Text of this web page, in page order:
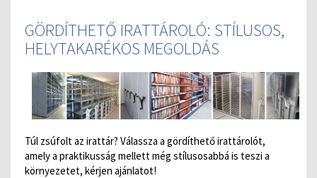
GÖRDÍTHETŐ IRATTÁROLÓ: STÍLUSOS,
HELYTAKARÉKOS MEGOLDÁS
Túl zsúfolt az irattár? Válassza a gördíthető irattárolót,
amely a praktikusság mellett még stílusosabbá is teszi a
környezetet, kérjen ajánlatot!